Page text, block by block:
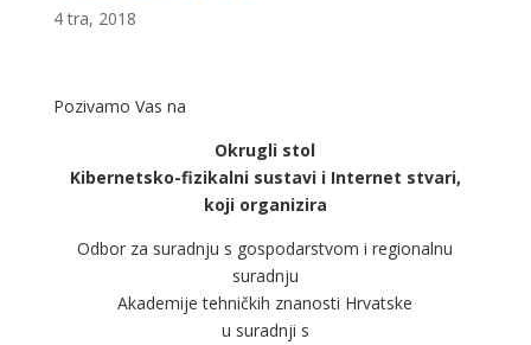
4 tra, 2018
Pozivamo Vas na
Okrugli stol
Kibernetsko-fizikalni sustavi i Internet stvari,
koji organizira
Odbor za suradnju s gospodarstvom i regionalnu
suradnju
Akademije tehničkih znanosti Hrvatske
u suradnji s